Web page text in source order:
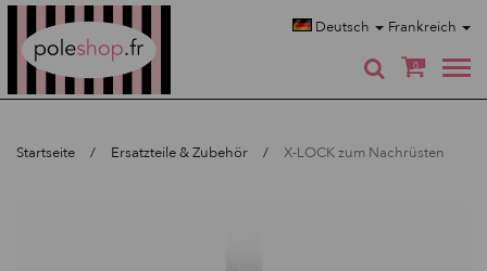
Deutsch Frankreich
0
Startseite Ersatzteile & Zubehör X-LOCK zum Nachrüsten